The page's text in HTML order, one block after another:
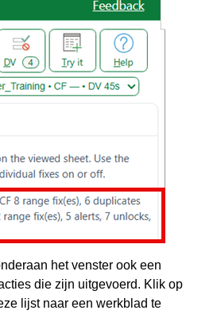
het venster ook een
die zijn uitgevoerd. Klik op
lijst naar een werkblad te